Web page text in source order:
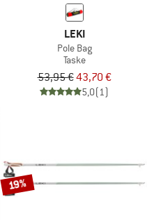
LEKI
Pole Bag
Taske
53,95 €43,70 €
5,0(1)
19%